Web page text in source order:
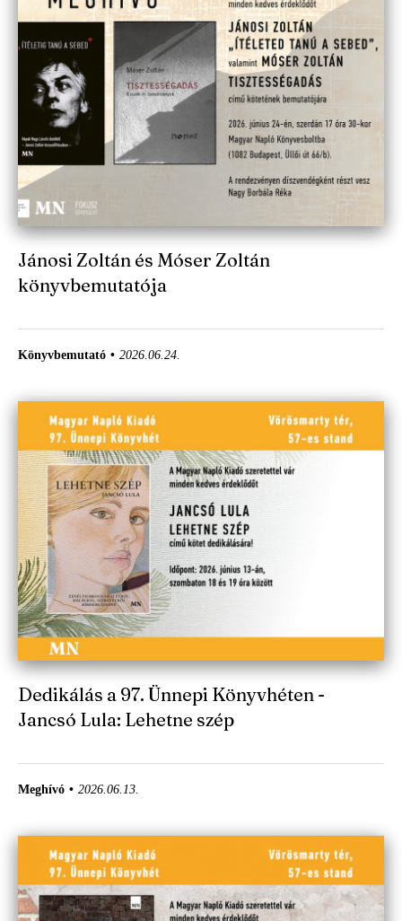
Jánosi Zoltán és Móser Zoltán
könyvbemutatója
Könyvbemutató 2026.06.24.
Dedikálás a 97. Ünnepi Könyvhéten -
Jancsó Lula: Lehetne szép
Meghívó 2026.06.13.